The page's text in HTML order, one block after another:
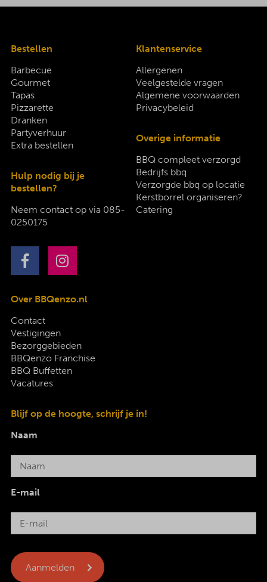
Bestellen
Barbecue
Gourmet
Tapas
Pizzarette
Dranken
Partyverhuur
Extra bestellen
Hulp nodig bij je
bestellen?
Neem contact op via 085-
0250175
Klantenservice
Allergenen
Veelgestelde vragen
Algemene voorwaarden
Privacybeleid
Overige informatie
BBQ compleet verzorgd
Bedrijfs bbq
Verzorgde bbq op locatie
Kerstborrel organiseren?
Catering
Over BBQenzo.nl
Contact
Vestigingen
Bezorggebieden
BBQenzo Franchise
BBQ Buffetten
Vacatures
Blijf op de hoogte, schrijf je in!
Naam
E-mail